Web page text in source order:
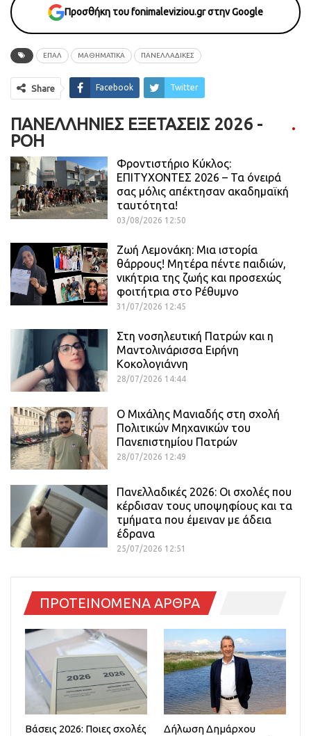
Προσθήκη του fonimaleviziou.gr στην Google
ΕΠΑΛ ΜΑΘΗΜΑΤΙΚΑ ΠΑΝΕΛΛΑΔΙΚΕΣ
Share Facebook Twitter
ΠΑΝΕΛΛΉΝΙΕΣ ΕΞΕΤΆΣΕΙΣ 2026 -
ΡΟΗ
Φροντιστήριο Κύκλος:
ΕΠΙΤΥΧΟΝΤΕΣ 2026 – Τα όνειρά
σας μόλις απέκτησαν ακαδημαϊκή
ταυτότητα!
03/08/2026 12:50
Ζωή Λεμονάκη: Μια ιστορία
θάρρους! Μητέρα πέντε παιδιών,
νικήτρια της ζωής και προσεχώς
φοιτήτρια στο Ρέθυμνο
31/07/2026 12:45
Στη νοσηλευτική Πατρών και η
Μαντολινάρισσα Ειρήνη
Κοκολογιάννη
28/07/2026 14:44
Ο Μιχάλης Μανιαδής στη σχολή
Πολιτικών Μηχανικών του
Πανεπιστημίου Πατρών
28/07/2026 12:49
Πανελλαδικές 2026: Οι σχολές που
κέρδισαν τους υποψηφίους και τα
τμήματα που έμειναν με άδεια
έδρανα
25/07/2026 12:51
ΠΡΟΤΕΙΝΟΜΕΝΑ ΑΡΘΡΑ
Βάσεις 2026: Ποιες σχολές
Δήλωση Δημάρχου